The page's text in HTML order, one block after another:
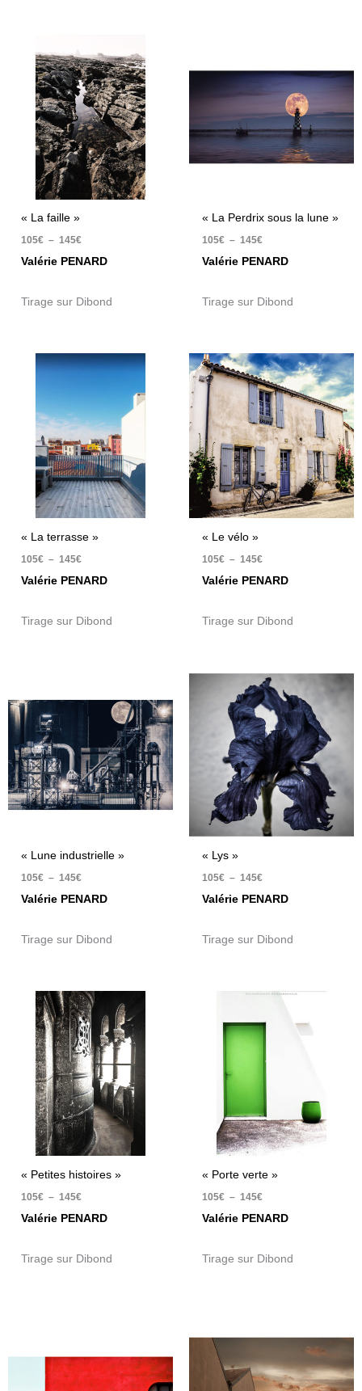
« La faille »
105€ – 145€
de
prix :
105€
à
145€
Valérie PENARD
Tirage sur Dibond
« La Perdrix sous la lune »
105€ – 145€
105€
Valérie PENARD
Tirage sur Dibond
« La terrasse »
105€ – 145€
Plage
de
145€
Valérie PENARD
Tirage sur Dibond
« Le vélo »
105€ – 145€
Plage
de
prix :
105€
à
145€
Valérie PENARD
Tirage sur Dibond
« Lune industrielle »
105€ – 145€
prix :
105€
145€
Valérie PENARD
Tirage sur Dibond
« Lys »
105€ – 145€
Plage
de
prix :
105€
à
145€
Valérie PENARD
Tirage sur Dibond
« Petites histoires »
105€ – 145€
Plage
de
prix :
105€
à
145€
Valérie PENARD
Tirage sur Dibond
« Porte verte »
105€ – 145€
Plage
prix :
105€
145€
Valérie PENARD
Tirage sur Dibond
105€
prix :
à
145€